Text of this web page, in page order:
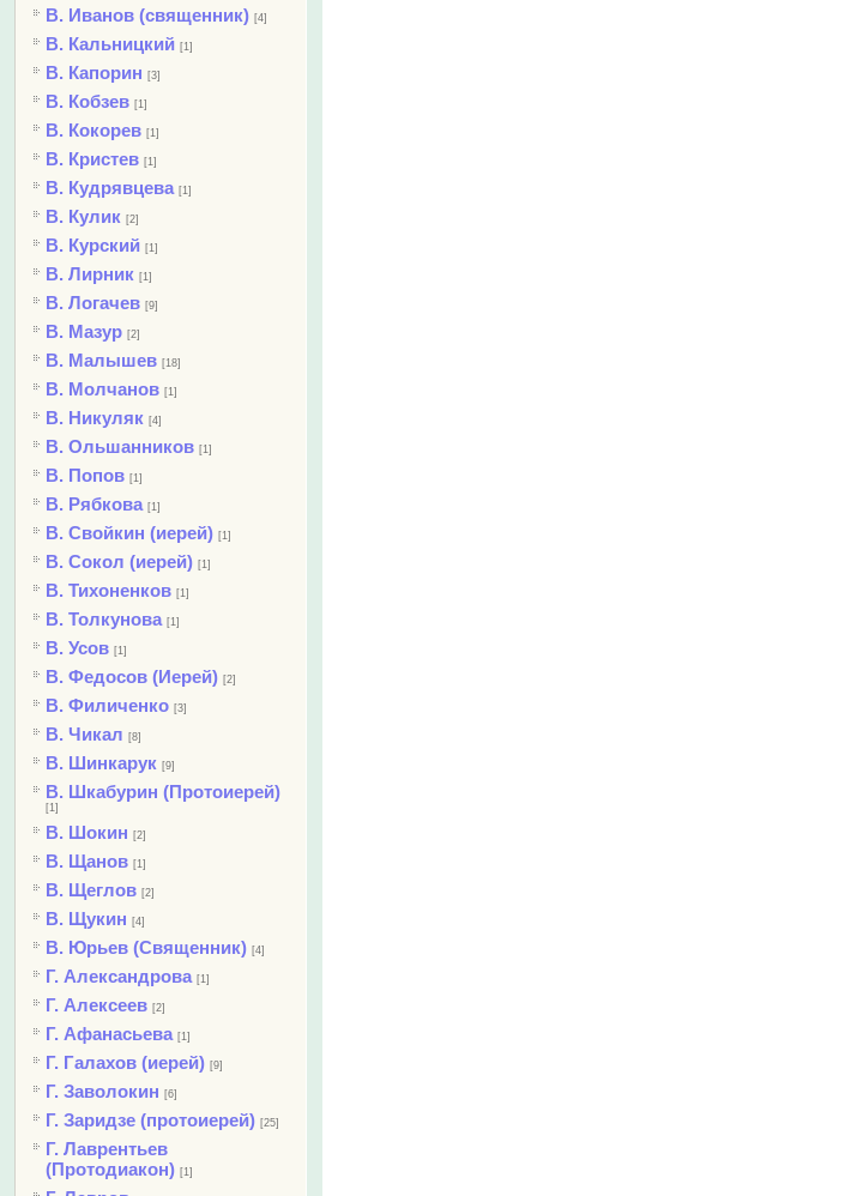
В. Иванов (священник) [4]
В. Кальницкий [1]
В. Капорин [3]
В. Кобзев [1]
В. Кокорев [1]
В. Кристев [1]
В. Кудрявцева [1]
В. Кулик [2]
В. Курский [1]
В. Лирник [1]
В. Логачев [9]
В. Мазур [2]
В. Малышев [18]
В. Молчанов [1]
В. Никуляк [4]
В. Ольшанников [1]
В. Попов [1]
В. Рябкова [1]
В. Свойкин (иерей) [1]
В. Сокол (иерей) [1]
В. Тихоненков [1]
В. Толкунова [1]
В. Усов [1]
В. Федосов (Иерей) [2]
В. Филиченко [3]
В. Чикал [8]
В. Шинкарук [9]
В. Шкабурин (Протоиерей)
[1]
В. Шокин [2]
В. Щанов [1]
В. Щеглов [2]
В. Щукин [4]
В. Юрьев (Священник) [4]
Г. Александрова [1]
Г. Алексеев [2]
Г. Афанасьева [1]
Г. Галахов (иерей) [9]
Г. Заволокин [6]
Г. Заридзе (протоиерей) [25]
Г. Лаврентьев
(Протодиакон) [1]